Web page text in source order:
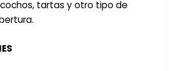
tartas y otro tipo de